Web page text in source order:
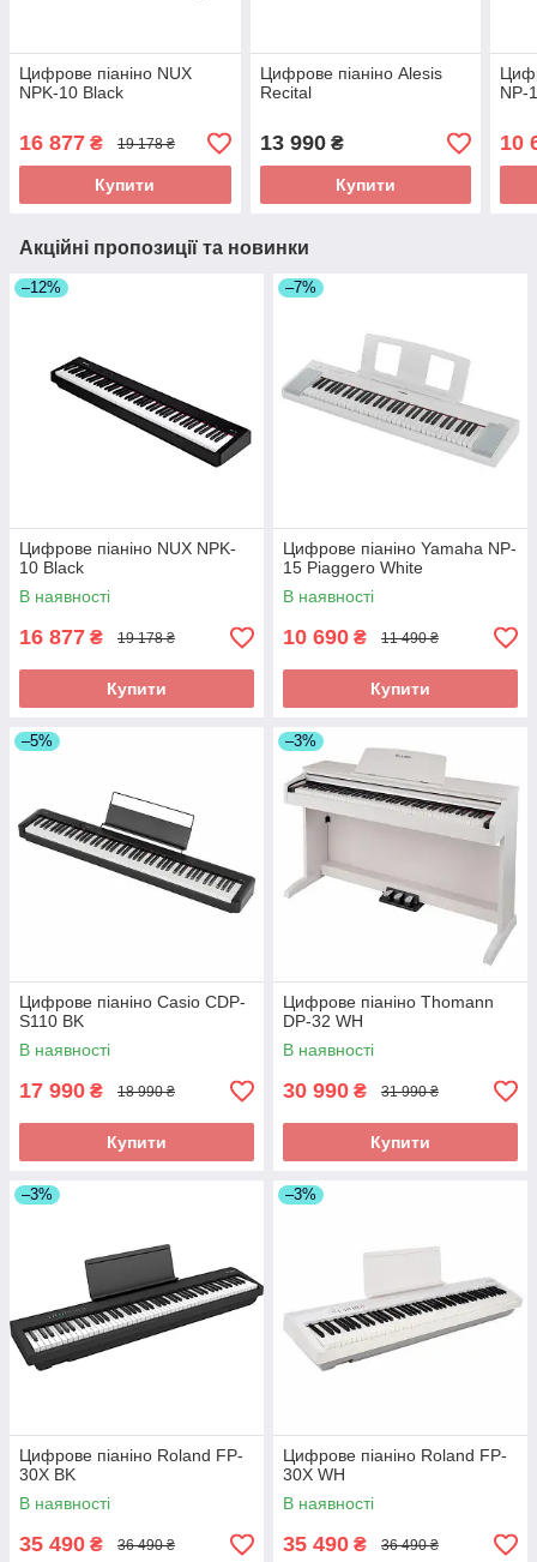
Цифрове піаніно NUX
NPK-10 Black
16 877 ₴ 19 178 ₴
Купити
Цифрове піаніно Alesis
Recital
13 990₴
Купити
NP-
10
Акційні пропозиції та новинки
–12%
Цифрове піаніно NUX NPK-
10 Black
В наявності
16 877 ₴ 19 178 ₴
Купити
–7%
Цифрове піаніно Yamaha NP-
15 Piaggero White
В наявності
10 690 ₴ 11 490 ₴
Купити
–5%
Цифрове піаніно Casio CDP-
S110 BK
В наявності
17 990 ₴ 18 990 ₴
Купити
–3%
Цифрове піаніно Thomann
DP-32 WH
В наявності
30 990 ₴ 31 990 ₴
Купити
–3%
Цифрове піаніно Roland FP-
30X BK
В наявності
35 490 ₴ 36 490 ₴
–3%
Цифрове піаніно Roland FP-
30X WH
В наявності
35 490 ₴ 36 490 ₴